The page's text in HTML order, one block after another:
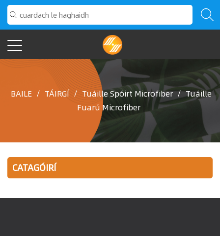
BAILE / TÁIRGÍ / Tuáille Spóirt Microfiber / Tuáille
Fuarú Microfiber
CATAGÓIRÍ